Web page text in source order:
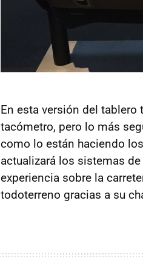
En esta versión del
tacómetro, pero lo más
como lo están haciendo
actualizará los sistemas
experiencia sobre la
todoterreno gracias a su